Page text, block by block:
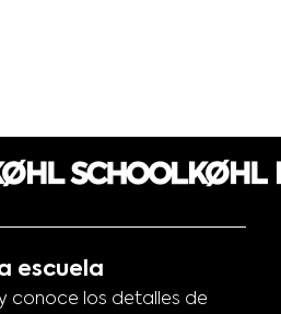
escuela
conoce los detalles de